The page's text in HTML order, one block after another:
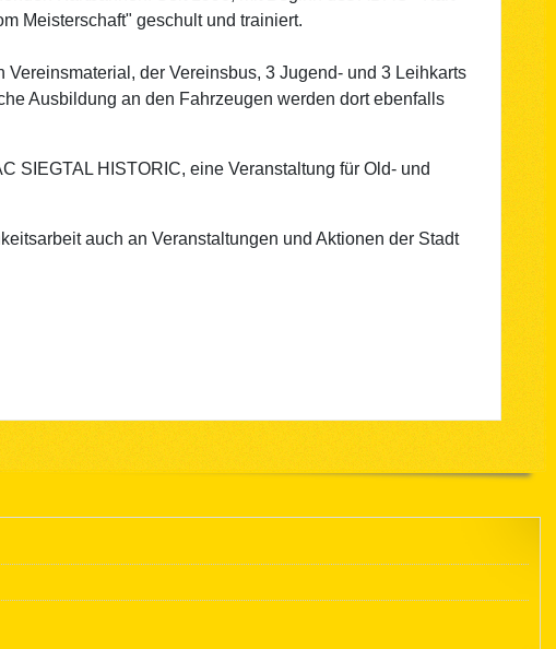
Meisterschaft" geschult und trainiert.
der Vereinsbus, 3 Jugend- und 3 Leihkarts
Ausbildung an den Fahrzeugen werden dort ebenfalls
SIEGTAL HISTORIC, eine Veranstaltung für Old- und
auch an Veranstaltungen und Aktionen der Stadt